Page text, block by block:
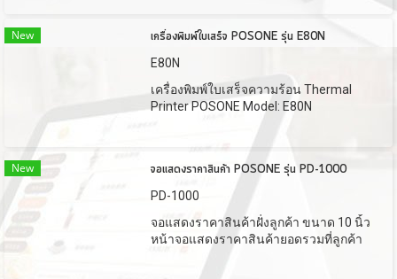
New เครื่องพิมพ์ใบเสร็จ POSONE รุ่น E80N
E80N
เครื่องพิมพ์ใบเสร็จความร้อน Thermal
Printer POSONE Model: E80N
New จอแสดงราคาสินค้า POSONE รุ่น PD-1000
PD-1000
จอแสดงราคาสินค้าฝั่งลูกค้า ขนาด 10 นิ้ว
หน้าจอแสดงราคาสินค้ายอดรวมที่ลูกค้า